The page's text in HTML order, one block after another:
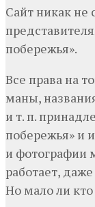
Сайт никак не
побережья».
Все права на
маны,
и т. п.
побережья» и
и фотографии
работает,
Но мало ли кто